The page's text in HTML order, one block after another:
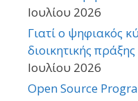
Ιουλίου 2026
Γιατί ο ψηφιακός
διοικητικής
Ιουλίου 2026
Open Source